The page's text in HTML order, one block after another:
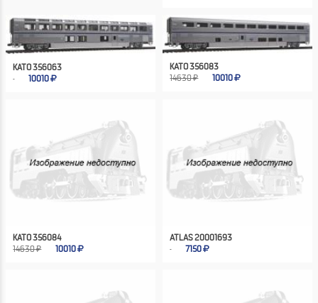
KATO 356063
10010
KATO 356083
14630 ₽
10010
KATO 356084
14630 ₽
10010
ATLAS 20001693
7150